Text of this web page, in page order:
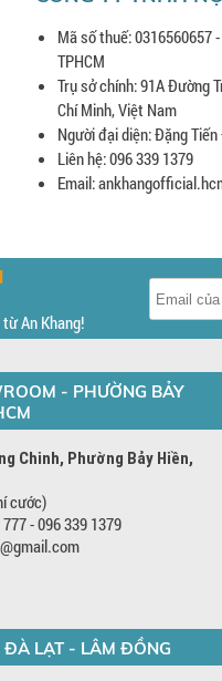
Mã số thuế: 0316560657
TPHCM
Trụ sở chính: 91A Đường
Chí Minh, Việt Nam
Người đại diện: Đặng
Liên hệ: 096 339 1379
Email:
An Khang!
- PHƯỜNG BẢY
Chinh, Phường Bảy Hiền,
cước)
- 096 339 1379
ĐÀ LẠT - LÂM ĐỒNG